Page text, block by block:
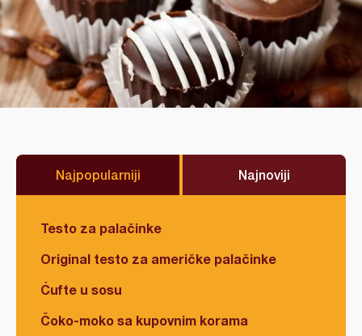
Najpopularniji Najnoviji
Testo za palačinke
Original testo za američke palačinke
Ćufte u sosu
Čoko-moko sa kupovnim korama